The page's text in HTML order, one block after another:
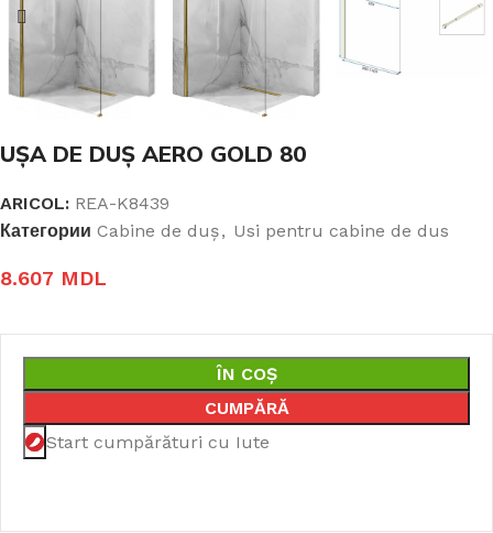
UȘA DE DUȘ AERO GOLD 80
ARICOL: REA-K8439
Категории Cabine de duş, Usi pentru cabine de dus
8.607 MDL
ÎN COȘ
CUMPĂRĂ
Start cumpărături cu Iute